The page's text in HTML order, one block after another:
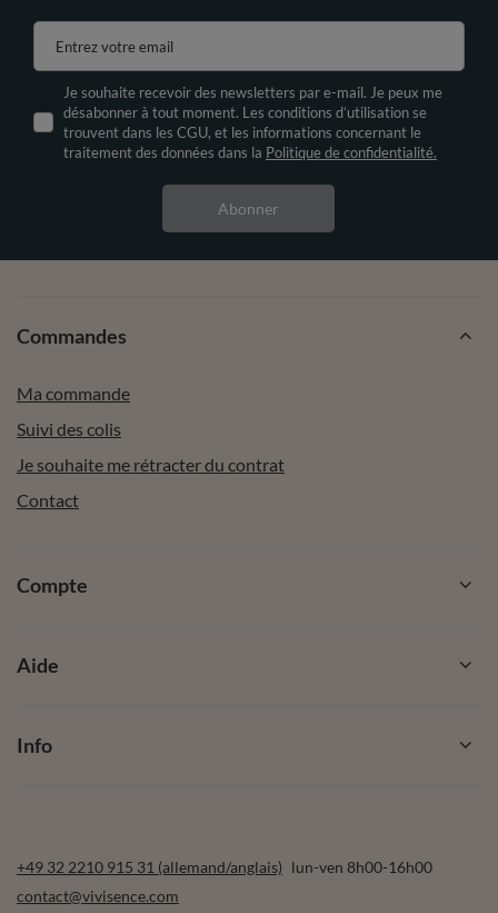
Entrez votre email
Je souhaite recevoir des newsletters par e-mail. Je peux me
désabonner à tout moment. Les conditions d’utilisation se
trouvent dans les CGU, et les informations concernant le
traitement des données dans la Politique de confidentialité.
Abonner
Commandes
Ma commande
Suivi des colis
Je souhaite me rétracter du contrat
Contact
Compte
Aide
Info
+49 32 2210 915 31 (allemand/anglais) lun-ven 8h00-16h00
contact@vivisence.com